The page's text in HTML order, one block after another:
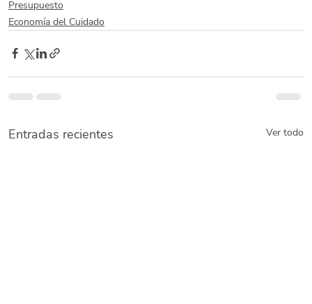
Presupuesto
Economía del Cuidado
Entradas recientes Ver todo